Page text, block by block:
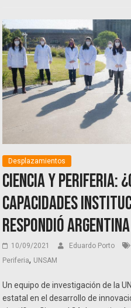
Desplazamientos
Ciencia y Periferia:
capacidades
respondió
10/09/2021 Eduardo Porto
Periferia, UNSAM
Un equipo de investigación de la
estatal en el desarrollo de